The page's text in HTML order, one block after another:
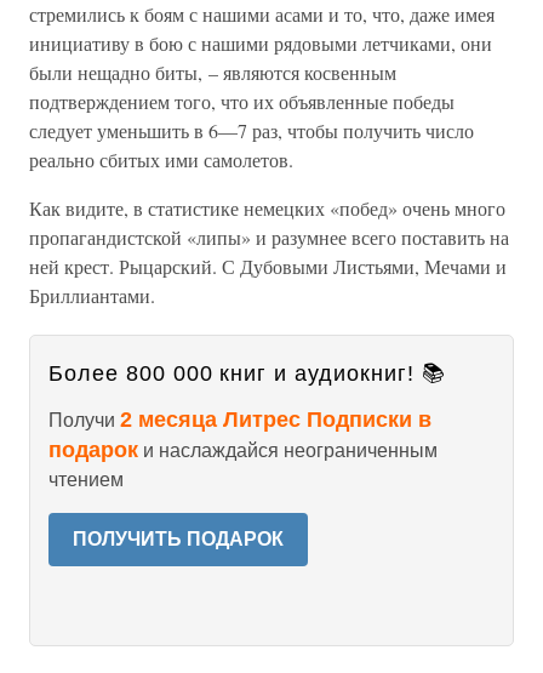
стремились к боям с нашими асами и то, что, даже имея
инициативу в бою с нашими рядовыми летчиками, они
были нещадно биты, – являются косвенным
подтверждением того, что их объявленные победы
следует уменьшить в 6—7 раз, чтобы получить число
реально сбитых ими самолетов.
Как видите, в статистике немецких «побед» очень много
пропагандистской «липы» и разумнее всего поставить на
ней крест. Рыцарский. С Дубовыми Листьями, Мечами и
Бриллиантами.
Более 800 000 книг и аудиокниг! 📚
Получи 2 месяца Литрес Подписки в
подарок и наслаждайся неограниченным
чтением
ПОЛУЧИТЬ ПОДАРОК